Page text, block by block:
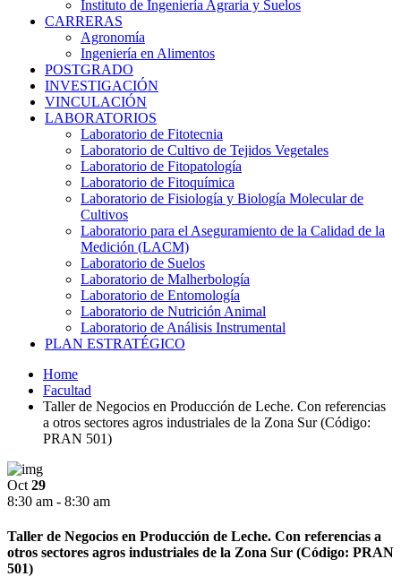
Instituto de Ingeniería Agraria y Suelos
CARRERAS
Agronomía
Ingeniería en Alimentos
POSTGRADO
INVESTIGACIÓN
VINCULACIÓN
LABORATORIOS
Laboratorio de Fitotecnia
Laboratorio de Cultivo de Tejidos Vegetales
Laboratorio de Fitopatología
Laboratorio de Fitoquímica
Laboratorio de Fisiología y Biología Molecular de
Cultivos
Laboratorio para el Aseguramiento de la Calidad de la
Medición (LACM)
Laboratorio de Suelos
Laboratorio de Malherbología
Laboratorio de Entomología
Laboratorio de Nutrición Animal
Laboratorio de Análisis Instrumental
PLAN ESTRATÉGICO
Home
Facultad
Taller de Negocios en Producción de Leche. Con referencias
a otros sectores agros industriales de la Zona Sur (Código:
PRAN 501)
Oct 29
8:30 am - 8:30 am
Taller de Negocios en Producción de Leche. Con referencias a
otros sectores agros industriales de la Zona Sur (Código: PRAN
501)